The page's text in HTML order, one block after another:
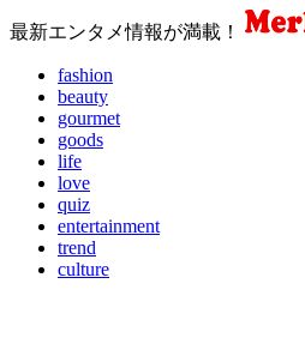
最新エンタメ情報が満載！
fashion
beauty
gourmet
goods
life
love
quiz
entertainment
trend
culture